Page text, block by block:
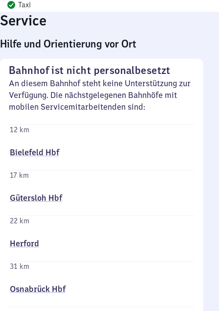
Taxi
Service
Hilfe und Orientierung vor Ort
Bahnhof ist nicht personalbesetzt
An diesem Bahnhof steht keine Unterstützung zur
Verfügung. Die nächstgelegenen Bahnhöfe mit
mobilen Servicemitarbeitenden sind:
12 km
Bielefeld Hbf
17 km
Gütersloh Hbf
22 km
Herford
31 km
Osnabrück Hbf